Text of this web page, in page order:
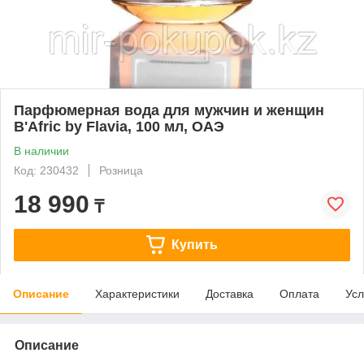
Парфюмерная вода для мужчин и женщин
B'Afric by Flavia, 100 мл, ОАЭ
В наличии
Код: 230432
Розница
18 990 ₸
Купить
Описание Характеристики Доставка Оплата
Описание